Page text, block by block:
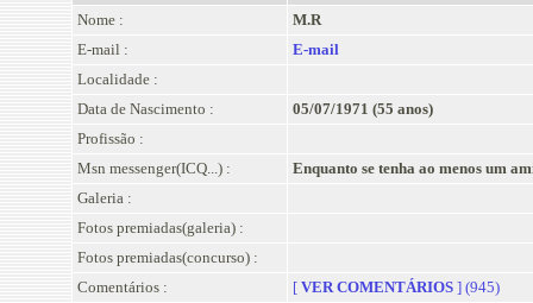
Nome :
M.R
E-mail :
E-mail
Localidade :
Data de Nascimento :
05/07/1971 (55 anos)
Profissão :
Msn messenger(ICQ...) :
Enquanto se tenha ao menos um
Galeria :
Fotos premiadas(galeria) :
Fotos premiadas(concurso) :
Comentários :
[ VER COMENTÁRIOS ] (945)